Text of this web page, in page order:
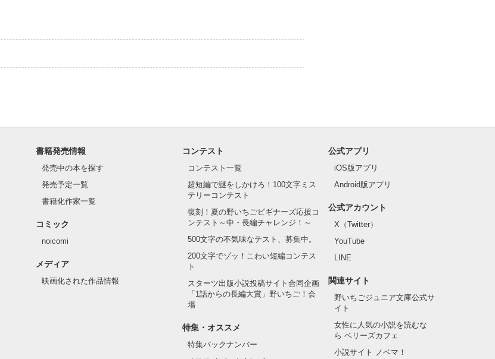
書籍発売情報
発売中の本を探す
発売予定一覧
書籍化作家一覧
コミック
noicomi
メディア
映画化された作品情報
コンテスト
コンテスト一覧
超短編で謎をしかけろ！100文字ミス
テリーコンテスト
復刻！夏の野いちごビギナーズ応援コ
ンテスト～中・長編チャレンジ！～
500文字の不気味なテスト、募集中。
200文字でゾッ！こわい短編コンテス
ト
スターツ出版小説投稿サイト合同企画
「1話からの長編大賞」野いちご！会
場
特集・オススメ
特集バックナンバー
公式アプリ
iOS版アプリ
Android版アプリ
公式アカウント
X（Twitter）
YouTube
LINE
関連サイト
野いちごジュニア文庫公式サ
イト
女性に人気の小説を読むな
ら ベリーズカフェ
小説サイト ノベマ！